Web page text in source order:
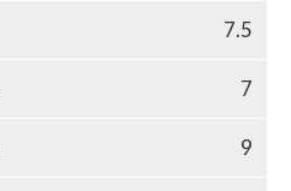
7.5
7
9